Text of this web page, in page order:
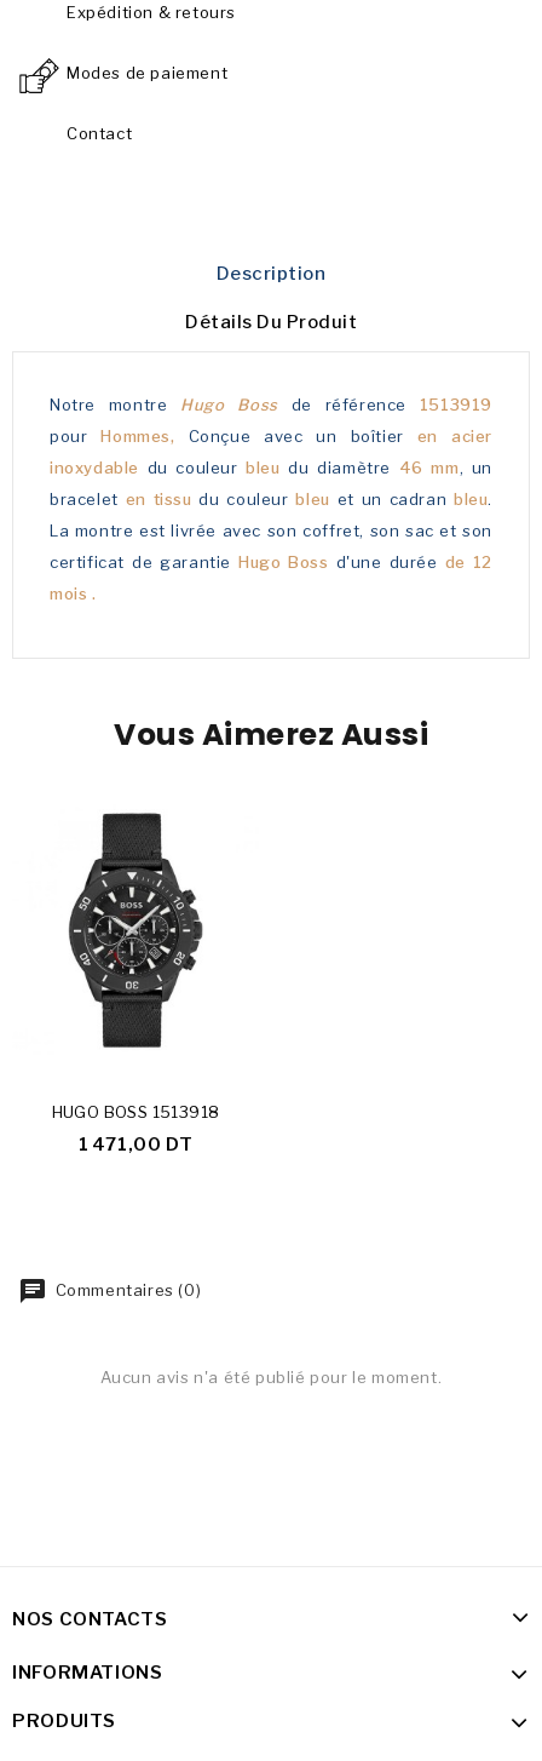
Expédition & retours
Modes de paiement
Contact
Description
Détails Du Produit
Notre montre Hugo Boss de référence 1513919
pourHommes, Conçue avec un boîtier en acier
inoxydable du couleurbleudu diamètre 46 mm, un
bracelet en tissudu couleurbleu et un cadran bleu.
La montre est livrée avec son coffret, son sac et son
certificat de garantie Hugo Boss d'une durée de 12
mois .
Vous Aimerez Aussi
HUGO BOSS 1513918
1 471,00 DT
Commentaires (0)
Aucun avis n'a été publié pour le moment.
NOS CONTACTS
INFORMATIONS
PRODUITS